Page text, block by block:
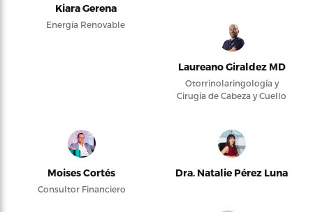
Kiara Gerena
Energía Renovable
Laureano Giraldez MD
Otorrinolaringología y
Cirugía de Cabeza y Cuello
Moises Cortés
Consultor Financiero
Dra. Natalie Pérez Luna